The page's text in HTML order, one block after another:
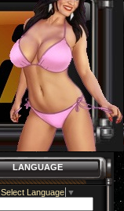
LANGUAGE
Select Language ▼